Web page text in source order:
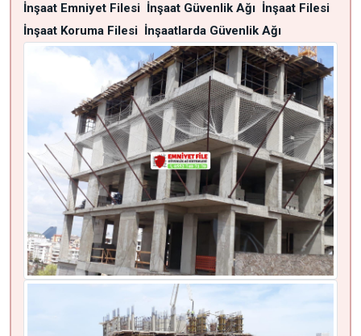
İnşaat Emniyet Filesi İnşaat Güvenlik Ağı İnşaat Filesi
İnşaat Koruma Filesi İnşaatlarda Güvenlik Ağı